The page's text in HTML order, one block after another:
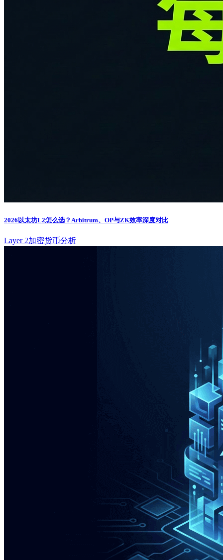
2026以太坊L2怎么选？Arbitrum、OP与ZK效率深度对比
Layer 2加密货币分析